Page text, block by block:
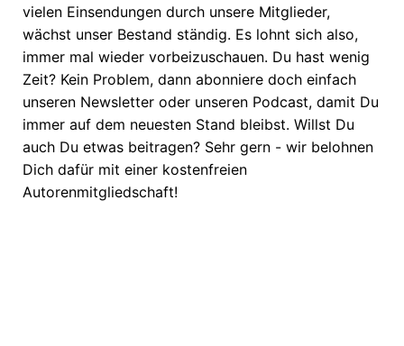
vielen Einsendungen durch unsere Mitglieder,
wächst unser Bestand ständig. Es lohnt sich also,
immer mal wieder vorbeizuschauen. Du hast wenig
Zeit? Kein Problem, dann abonniere doch einfach
unseren Newsletter oder unseren Podcast, damit Du
immer auf dem neuesten Stand bleibst. Willst Du
auch Du etwas beitragen? Sehr gern - wir belohnen
Dich dafür mit einer kostenfreien
Autorenmitgliedschaft!